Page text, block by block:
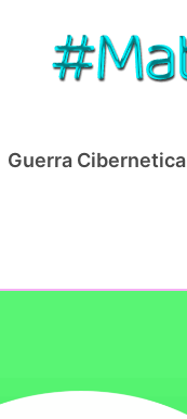
Guerra Cibernetica